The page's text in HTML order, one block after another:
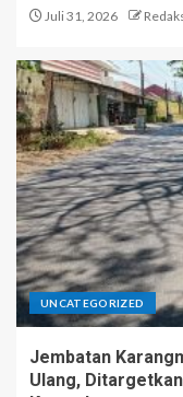
Juli 31, 2026
UNCATEGORIZED
Jembatan
Ulang,